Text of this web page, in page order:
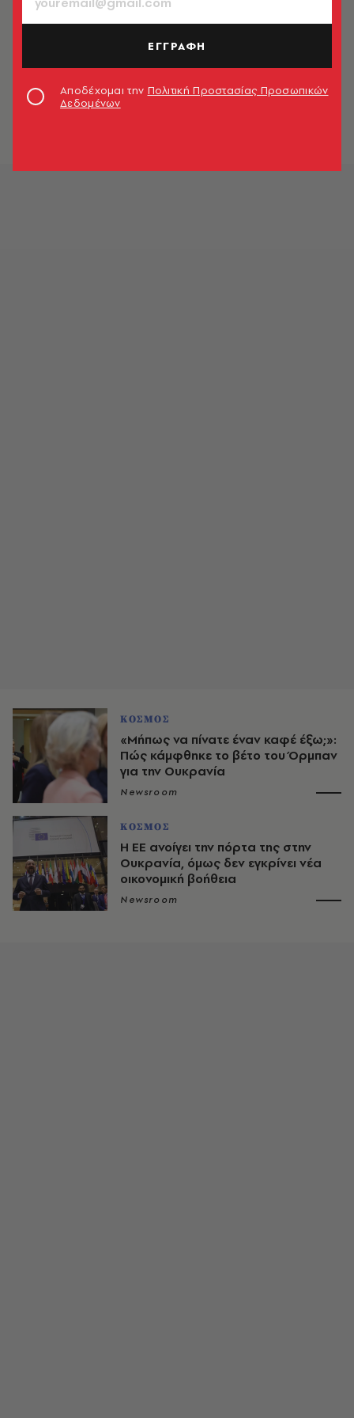
ΚΟΣΜΟΣ
Αντόνιο Κόστα: Η Βόρεια Μακεδονία
να αλλάξει το Σύνταγμά της αν
θέλει να μπει στην ΕΕ
ΚΟΣΜΟΣ
«Μήπως να πίνατε έναν καφέ έξω;»:
Πώς κάμφθηκε το βέτο του Όρμπαν
για την Ουκρανία
Newsroom
ΚΟΣΜΟΣ
Η ΕΕ ανοίγει την πόρτα της στην
Ουκρανία, όμως δεν εγκρίνει νέα
οικονομική βοήθεια
Newsroom
ΕΓΓΡΑΦΗ
Αποδέχομαι την Πολιτική Προστασίας Προσωπικών
Δεδομένων